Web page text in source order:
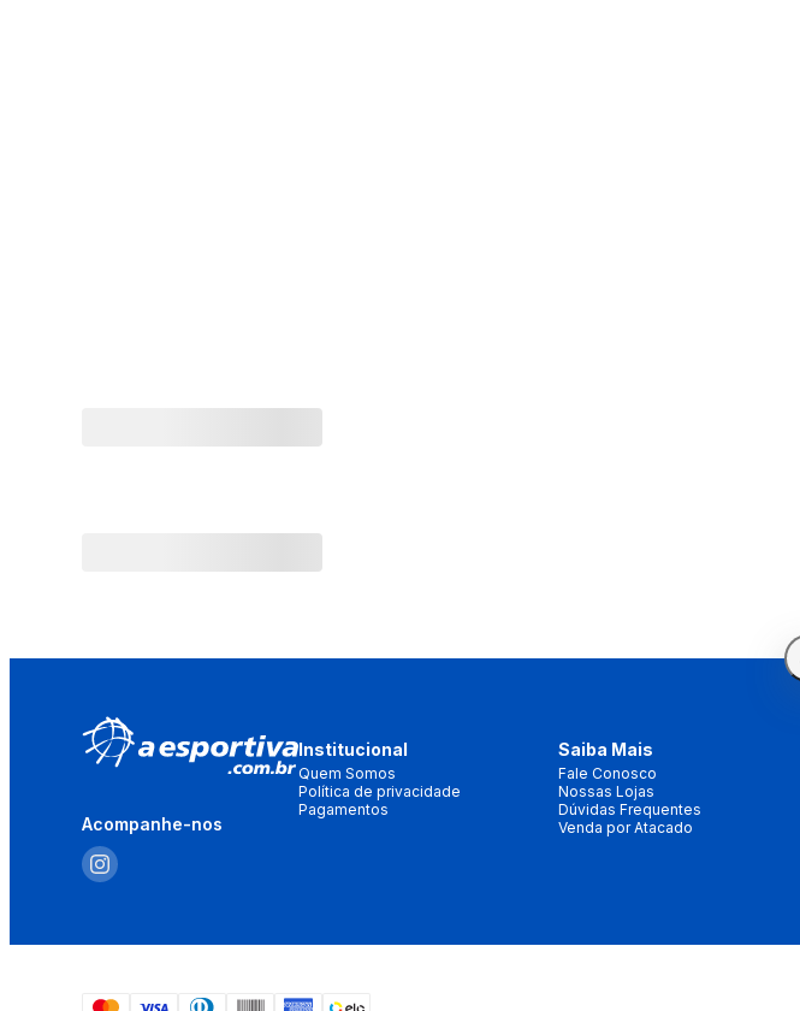
Acompanhe-nos
Institucional
Quem Somos
Política de privacidade
Pagamentos
Saiba Mais
Fale Conosco
Nossas Lojas
Dúvidas Frequentes
Venda por Atacado